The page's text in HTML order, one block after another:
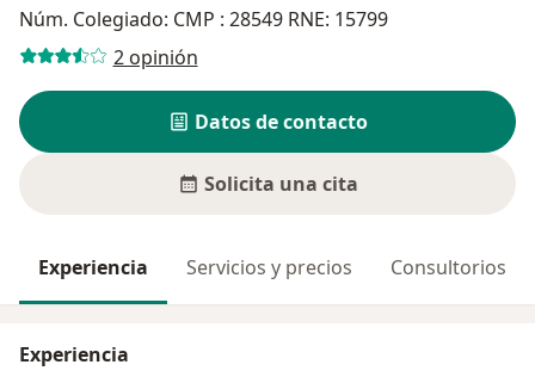
Núm. Colegiado: CMP : 28549 RNE: 15799
2 opinión
Datos de contacto
Solicita una cita
Experiencia Servicios y precios Consultorios
Experiencia